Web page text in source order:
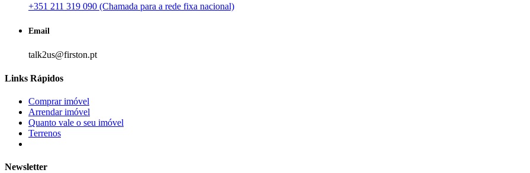
+351 211 319 090 (Chamada para a rede fixa nacional)
Email
talk2us@firston.pt
Links Rápidos
Comprar imóvel
Arrendar imóvel
Quanto vale o seu imóvel
Terrenos
Newsletter